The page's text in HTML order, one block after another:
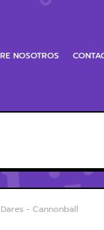
NOSOTROS
- Cannonball